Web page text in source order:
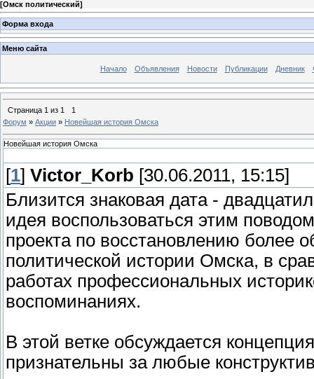
[Омск политический]
Форма входа
Меню сайта
Начало Объявления Новости Публикации Дневник
Страница 1 из 1
1
Форум » Акции » Новейшая история Омска
Новейшая история Омска
[1] Victor_Korb [30.06.2011, 15:15]
Близится знаковая дата -
идея воспользоваться этим
проекта по восстановлению более
политической истории Омска, в
работах профессиональных
воспоминаниях.
В этой ветке обсуждается
признательны за любые